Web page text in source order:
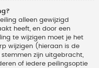
alleen gewijzigd
heeft, en door een
te wijzigen moet je het
wijzigen (hieraan is de
zijn uitgebracht,
of iedere peilingsoptie